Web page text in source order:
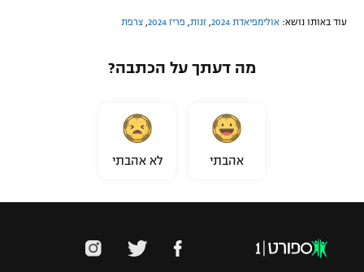
עוד באותו נושא: אולימפיאדת 2024 , זנות, פריז 2024 , צרפת
מה דעתך על הכתבה?
אהבתי לא אהבתי